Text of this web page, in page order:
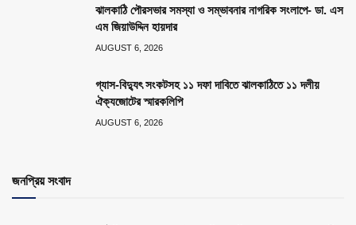
ঝালকাঠি পৌরসভার সমস্যা ও সম্ভাবনার নাগরিক সংলাপে- ডা. এস
এম জিয়াউদ্দিন হায়দার
AUGUST 6, 2026
গ্যাস-বিদ্যুৎ সংকটসহ ১১ দফা দাবিতে ঝালকাঠিতে ১১ দলীয়
ঐক্যজোটের স্মারকলিপি
AUGUST 6, 2026
জনপ্রিয় সংবাদ